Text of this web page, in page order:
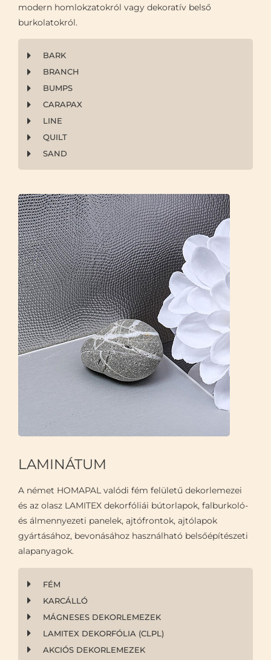
modern homlokzatokról vagy dekoratív belső
burkolatokról.
BARK
BRANCH
BUMPS
CARAPAX
LINE
QUILT
SAND
LAMINÁTUM
A német HOMAPAL valódi fém felületű dekorlemezei
és az olasz LAMITEX dekorfóliái bútorlapok, falburkoló-
és álmennyezeti panelek, ajtófrontok, ajtólapok
gyártásához, bevonásához használható belsőépítészeti
alapanyagok.
FÉM
KARCÁLLÓ
MÁGNESES DEKORLEMEZEK
LAMITEX DEKORFÓLIA (CLPL)
AKCIÓS DEKORLEMEZEK